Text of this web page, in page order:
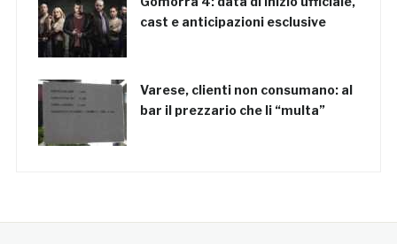
cast e anticipazioni esclusive
Varese, clienti non consumano: al
bar il prezzario che li “multa”